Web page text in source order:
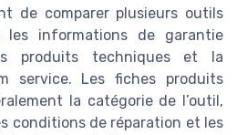
de comparer plusieurs outils
les informations de garantie
produits techniques et la
service. Les fiches produits
la catégorie de l’outil,
conditions de réparation et les